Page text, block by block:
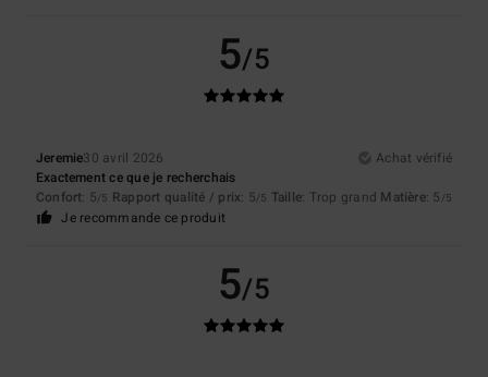
5/5
Jeremie30 avril 2026
Achat vérifié
Exactement ce que je recherchais
Confort: 5/5 Rapport qualité / prix: 5/5 Taille: Trop grand Matière: 5 /5
Je recommande ce produit
5/5